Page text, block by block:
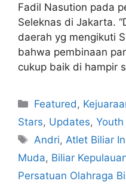
Fadil Nasution pada
Seleknas di Jakarta.
daerah yg mengikuti
bahwa pembinaan
cukup baik di hampir
Featured ,
Stars, Updates,
Andri, Atlet Biliar
Muda, Biliar
Persatuan Olahraga